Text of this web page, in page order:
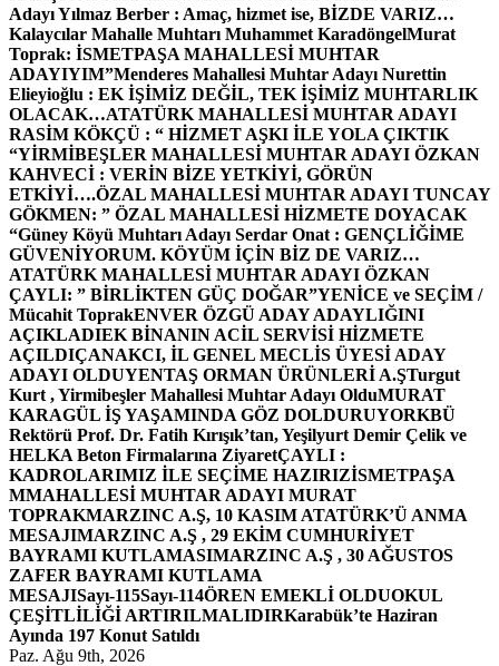
Adayı Yılmaz Berber : Amaç, hizmet ise, BİZDE VARIZ…
Kalaycılar Mahalle Muhtarı Muhammet KaradöngelMurat
Toprak: İSMETPAŞA MAHALLESİ MUHTAR
ADAYIYIM”Menderes Mahallesi Muhtar Adayı Nurettin
Elieyioğlu : EK İŞİMİZ DEĞİL, TEK İŞİMİZ MUHTARLIK
OLACAK…ATATÜRK MAHALLESİ MUHTAR ADAYI
RASİM KÖKÇÜ : “ HİZMET AŞKI İLE YOLA ÇIKTIK
“YİRMİBEŞLER MAHALLESİ MUHTAR ADAYI ÖZKAN
KAHVECİ : VERİN BİZE YETKİYİ, GÖRÜN
ETKİYİ….ÖZAL MAHALLESİ MUHTAR ADAYI TUNCAY
GÖKMEN: ” ÖZAL MAHALLESİ HİZMETE DOYACAK
“Güney Köyü Muhtarı Adayı Serdar Onat : GENÇLİĞİME
GÜVENİYORUM. KÖYÜM İÇİN BİZ DE VARIZ…
ATATÜRK MAHALLESİ MUHTAR ADAYI ÖZKAN
ÇAYLI: ” BİRLİKTEN GÜÇ DOĞAR”YENİCE ve SEÇİM /
Mücahit ToprakENVER ÖZGÜ ADAY ADAYLIĞINI
AÇIKLADIEK BİNANIN ACİL SERVİSİ HİZMETE
AÇILDIÇANAKCI, İL GENEL MECLİS ÜYESİ ADAY
ADAYI OLDUYENTAŞ ORMAN ÜRÜNLERİ A.ŞTurgut
Kurt , Yirmibeşler Mahallesi Muhtar Adayı OlduMURAT
KARAGÜL İŞ YAŞAMINDA GÖZ DOLDURUYORKBÜ
Rektörü Prof. Dr. Fatih Kırışık’tan, Yeşilyurt Demir Çelik ve
HELKA Beton Firmalarına ZiyaretÇAYLI :
KADROLARIMIZ İLE SEÇİME HAZIRIZİSMETPAŞA
MMAHALLESİ MUHTAR ADAYI MURAT
TOPRAKMARZINC A.Ş, 10 KASIM ATATÜRK’Ü ANMA
MESAJIMARZINC A.Ş , 29 EKİM CUMHURİYET
BAYRAMI KUTLAMASIMARZINC A.Ş , 30 AĞUSTOS
ZAFER BAYRAMI KUTLAMA
MESAJISayı-115Sayı-114ÖREN EMEKLİ OLDUOKUL
ÇEŞİTLİLİĞİ ARTIRILMALIDIRKarabük’te Haziran
Ayında 197 Konut Satıldı
Paz. Ağu 9th, 2026